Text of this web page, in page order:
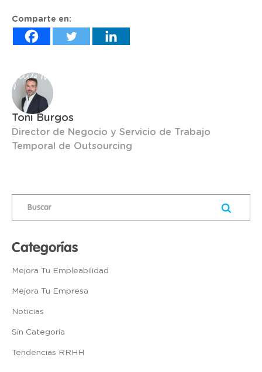
Comparte en:
Toni Burgos
Director de Negocio y Servicio de Trabajo
Temporal de Outsourcing
Categorías
Mejora Tu Empleabilidad
Mejora Tu Empresa
Noticias
Sin Categoría
Tendencias RRHH